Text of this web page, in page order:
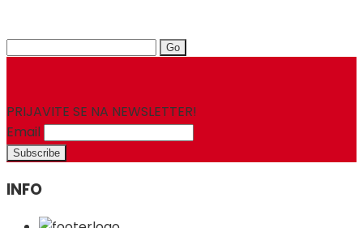
Search
PRIJAVITE SE NA NEWSLETTER!
Email
INFO